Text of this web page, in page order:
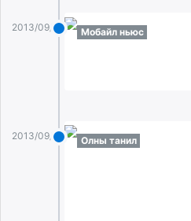
2013/09/03 Мобайл ньюс
2013/09/03 Олны танил